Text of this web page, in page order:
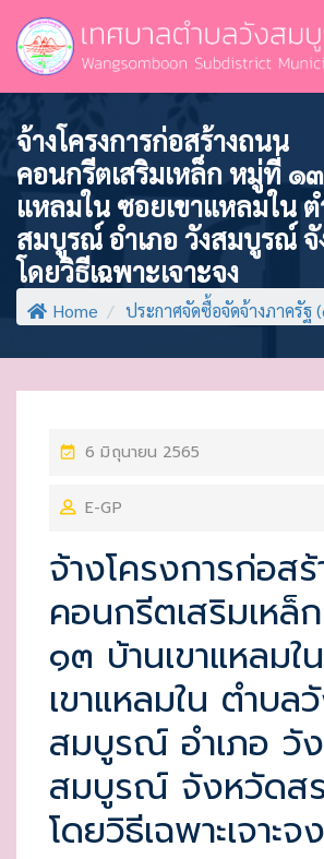
จ้างโครงการก่อสร้างถนน
คอนกรีตเสริมเหล็ก หมู่ที่ ๑
แหลมใน ซอยเขาแหลมใน
สมบูรณ์ อำเภอ วังสมบูรณ์
โดยวิธีเฉพาะเจาะจง
Home / ประกาศจัดซื้อจัดจ้างภาครัฐ
P
S
E
D
N
6 มิถุนายน 2565
E-GP
จ้างโครงการก่อส
คอนกรีตเสริมเหล็
๑๓ บ้านเขาแหลมใ
เขาแหลมใน ตำบล
สมบูรณ์ อำเภอ วัง
สมบูรณ์ จังหวัดส
โดยวิธีเฉพาะเจาะจง